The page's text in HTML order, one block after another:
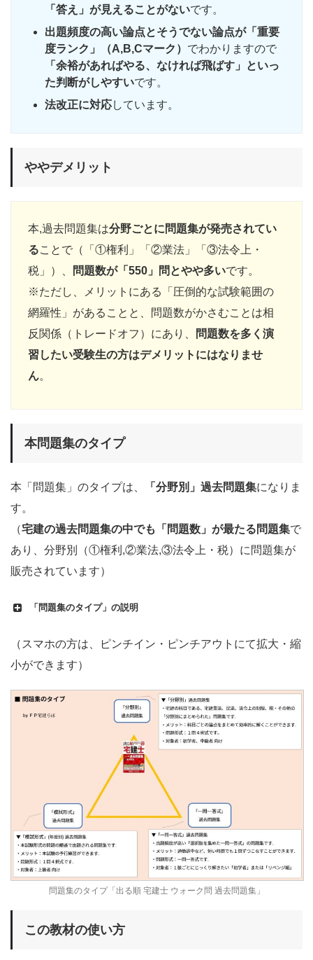
「答え」が見えることがないです。
出題頻度の高い論点とそうでない論点が「重要
度ランク」（A,B,Cマーク） でわかりますので
「余裕があればやる、なければ飛ばす」といっ
た判断がしやすいです。
法改正に対応しています。
ややデメリット
本,過去問題集は分野ごとに問題集が発売されてい
ることで（「①権利」「②業法」「③法令上・
税」）、
問題数が「550」問とやや多いです。
※ただし、メリットにある「圧倒的な試験範囲の
網羅性」があることと、問題数がかさむことは相
反関係（トレードオフ）にあり、
問題数を多く演
習したい受験生の方はデメリットにはなりませ
ん。
本問題集のタイプ
本「問題集」のタイプは、 「分野別」過去問題集になりま
す。
（宅建の過去問題集の中でも「問題数」が最たる問題集で
あり、分野別（①権利,②業法,③法令上・税）に問題集が
販売されています）
「問題集のタイプ」の説明
（スマホの方は、ピンチイン・ピンチアウトにて拡大・縮
小ができます）
問題集のタイプ「出る順 宅建士 ウォーク問 過去問題集」
この教材の使い方